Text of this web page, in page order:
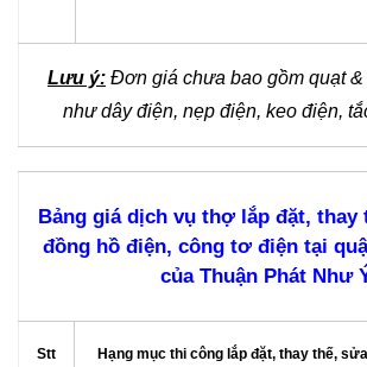
Lưu ý: Đơn giá chưa bao gồm quạt
như dây điện, nẹp điện, keo điện,
Bảng giá dịch vụ thợ lắp đặt, thay
đồng hồ điện, công tơ điện tại
của Thuận Phát Như
Stt
Hạng mục thi công lắp đặt, thay thế, sửa